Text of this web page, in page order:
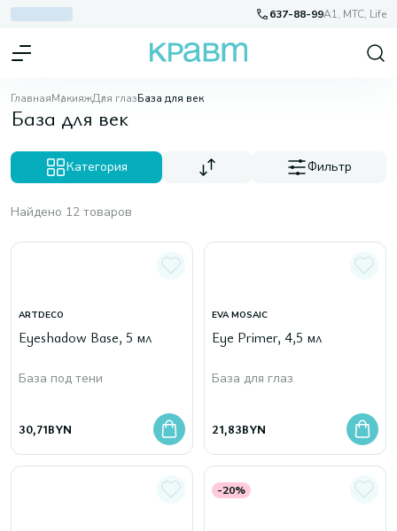
637-88-99A1, МТС, Life
ГлавнаяМакияжДля глазБаза для век
База для век
Категория Фильтр
Найдено 12 товаров
ARTDECO
Eyeshadow Base, 5 мл
База под тени
30,71BYN
EVA MOSAIC
Eye Primer, 4,5 мл
База для глаз
21,83BYN
-20%